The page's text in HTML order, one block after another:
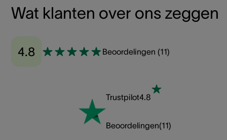
Wat klanten over ons zeggen
4.8 Beoordelingen (11)
Trustpilot4.8
Beoordelingen(11)